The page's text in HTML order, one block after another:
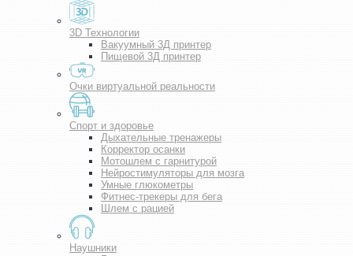
3D Технологии
Вакуумный 3Д принтер
Пищевой 3Д принтер
Очки виртуальной реальности
Спорт и здоровье
Дыхательные тренажеры
Корректор осанки
Мотошлем с гарнитурой
Нейростимуляторы для мозга
Умные глюкометры
Фитнес-трекеры для бега
Шлем с рацией
Наушники